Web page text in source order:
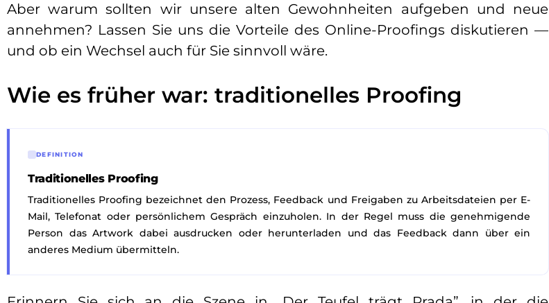
Aber warum sollten wir unsere alten Gewohnheiten aufgeben und neue
annehmen? Lassen Sie uns die Vorteile des Online-Proofings diskutieren —
und ob ein Wechsel auch für Sie sinnvoll wäre.
Wie es früher war: traditionelles Proofing
DEFINITION
Traditionelles Proofing
Traditionelles Proofing bezeichnet den Prozess, Feedback und Freigaben zu Arbeitsdateien per E-
Mail, Telefonat oder persönlichem Gespräch einzuholen. In der Regel muss die genehmigende
Person das Artwork dabei ausdrucken oder herunterladen und das Feedback dann über ein
anderes Medium übermitteln.